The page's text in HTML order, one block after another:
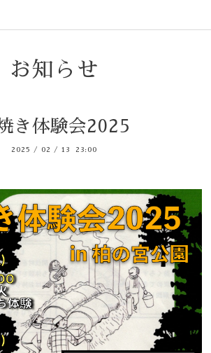
お知らせ
き体験会2025
2025 / 02 /13 23:00